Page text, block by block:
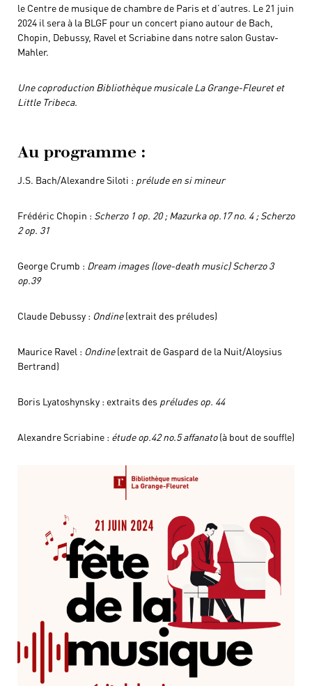
le Centre de musique de chambre de Paris et d’autres. Le 21 juin
2024 il sera à la BLGF pour un concert piano autour de Bach,
Chopin, Debussy, Ravel et Scriabine dans notre salon Gustav-
Mahler.
Une coproduction Bibliothèque musicale La Grange-Fleuret et
Little Tribeca.
Au programme :
J.S. Bach/Alexandre Siloti : prélude en si mineur
Frédéric Chopin : Scherzo 1 op. 20 ; Mazurka op.17 no. 4 ; Scherzo
2 op. 31
George Crumb : Dream images (love-death music) Scherzo 3
op.39
Claude Debussy : Ondine(extrait des préludes)
Maurice Ravel : Ondine(extrait de Gaspard de la Nuit/Aloysius
Bertrand)
Boris Lyatoshynsky : extraits des préludes op. 44
Alexandre Scriabine : étude op.42 no.5 affanato(à bout de souffle)